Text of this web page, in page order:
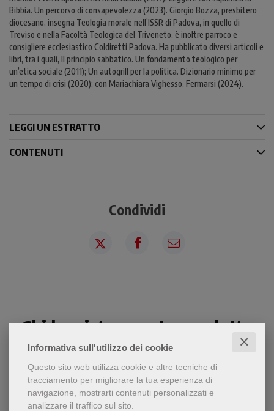
Informativa sull'utilizzo dei cookie ✕
Questo sito web utilizza cookie e altre tecniche di
tracciamento per migliorare la tua esperienza di
navigazione, mostrarti contenuti personalizzati e
analizzare il traffico sul sito.
Bibbia. Un percorso di consapevolezza (2023). Giorgio Bozza, presbitero
diocesano, insegna Teologia morale nell’ISSR di Padova, in quello di
Treviso e nella Facoltà Teologica del Triveneto, è inoltre parroco e
consigliere ecclesiastico Coldiretti Padova. Ha pubblicato diversi articoli e
libri, tra i quali, Il principio sabbatico. Un fondamento teologico per
un’etica sociale (2011); Un autogrill per la politica. Dizionario minimo per
un tempo di crisi (2020); con Mariachiara Vighesso, Fermarsi (2024).
LEGGI UN ESTRATTO
CONTENUTI
Condividi
Chi ha visto questo prodotto
ha visto anche...